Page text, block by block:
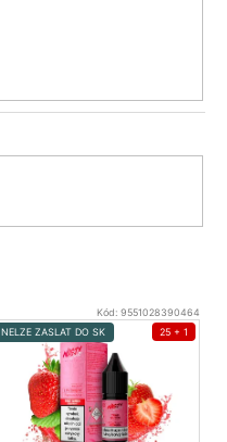
Kód: 9551028390464
NELZE ZASLAT DO SK
25 + 1